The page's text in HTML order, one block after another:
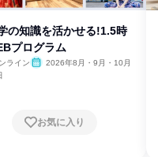
の知識を活かせる!1.5時
プログラム
ライン
2026年8月・9月・10月
お気に入り